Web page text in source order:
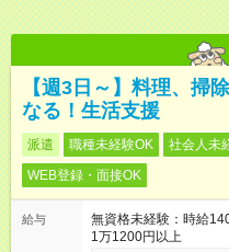
【週3日～】料理、掃
なる！生活支援
派遣 職種未経験OK 社会人未
WEB登録・面接OK
給与
無資格未経験：時給
1万1200円以上